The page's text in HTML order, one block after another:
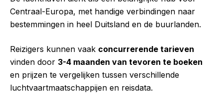
Centraal-Europa, met handige verbindingen naar
bestemmingen in heel Duitsland en de buurlanden.
Reizigers kunnen vaak concurrerende tarieven
vinden door 3-4 maanden van tevoren te boeken
en prijzen te vergelijken tussen verschillende
luchtvaartmaatschappijen en reisdata.